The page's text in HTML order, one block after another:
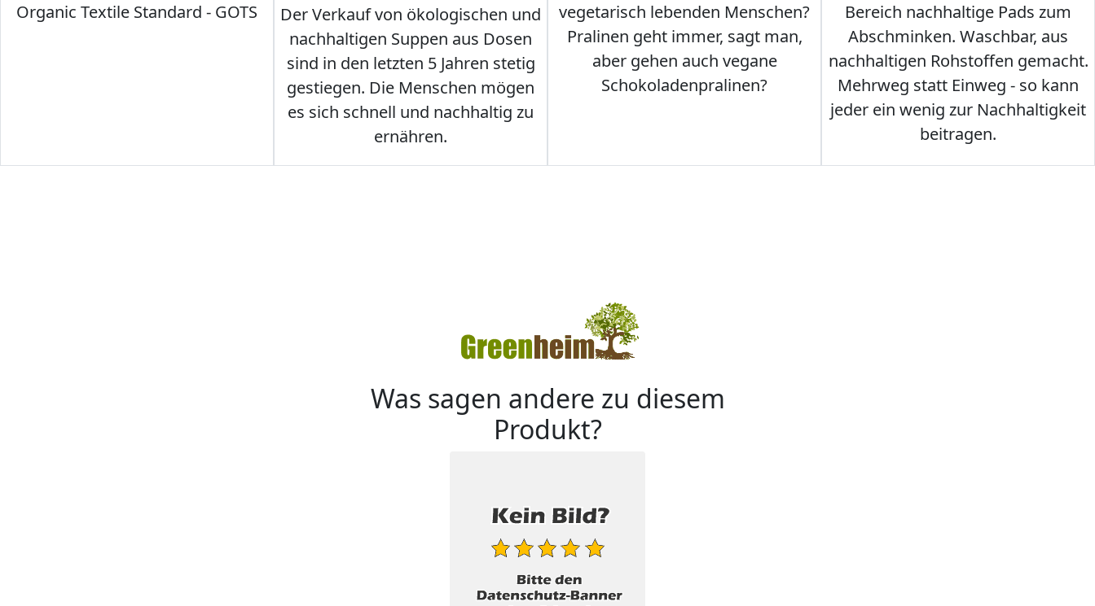
Organic Textile Standard - GOTS
Der Verkauf von ökologischen und
nachhaltigen Suppen aus Dosen
sind in den letzten 5 Jahren stetig
gestiegen. Die Menschen mögen
es sich schnell und nachhaltig zu
ernähren.
vegetarisch lebenden Menschen?
Pralinen geht immer, sagt man,
aber gehen auch vegane
Schokoladenpralinen?
Bereich nachhaltige Pads zum
Abschminken. Waschbar, aus
nachhaltigen Rohstoffen gemacht.
Mehrweg statt Einweg - so kann
jeder ein wenig zur Nachhaltigkeit
beitragen.
Was sagen andere zu diesem
Produkt?